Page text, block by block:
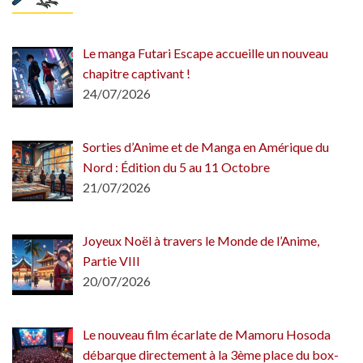
Le manga Futari Escape accueille un nouveau
chapitre captivant !
24/07/2026
Sorties d’Anime et de Manga en Amérique du
Nord : Édition du 5 au 11 Octobre
21/07/2026
Joyeux Noël à travers le Monde de l’Anime,
Partie VIII
20/07/2026
Le nouveau film écarlate de Mamoru Hosoda
débarque directement à la 3ème place du box-